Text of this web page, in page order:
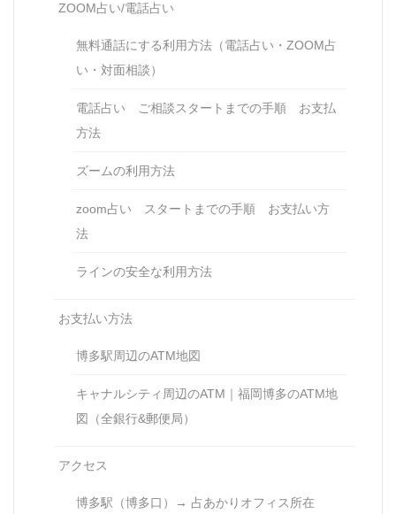
ZOOM占い/電話占い
無料通話にする利用方法（電話占い・ZOOM占
い・対面相談）
電話占い ご相談スタートまでの手順 お支払
方法
ズームの利用方法
zoom占い スタートまでの手順 お支払い方
法
ラインの安全な利用方法
お支払い方法
博多駅周辺のATM地図
キャナルシティ周辺のATM｜福岡博多のATM地
図（全銀行&郵便局）
アクセス
博多駅（博多口）→ 占あかりオフィス所在